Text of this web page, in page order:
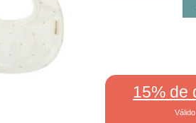
15% de